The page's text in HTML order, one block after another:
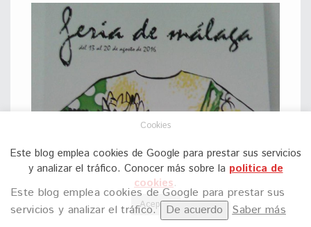
Este blog emplea cookies de Google para prestar sus
servicios y analizar el tráfico. De acuerdo Saber más
Cookies
Este blog emplea cookies de Google para prestar sus servicios
y analizar el tráfico. Conocer más sobre la politica de
cookies.
Aceptar